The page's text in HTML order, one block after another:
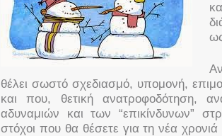
θέλει σωστό σχεδιασμό, υπομονή,
και που, θετική ανατροφοδότηση,
αδυναμιών και των “επικίνδυνων”
στόχοι που θα θέσετε για τη νέα χρονιά